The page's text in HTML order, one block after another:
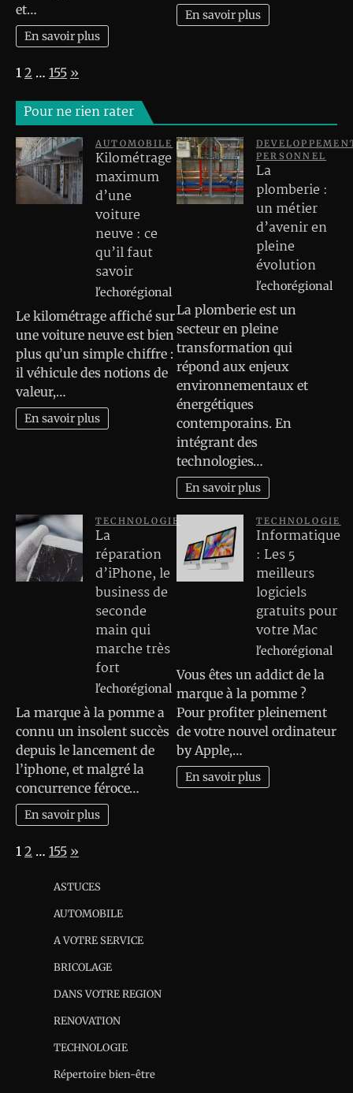
et…
En savoir plus
En savoir plus
Page:
1 2 … 155 Next
»
Pour ne rien rater
AUTOMOBILE
Kilométrage
maximum
d’une
voiture
neuve : ce
qu’il faut
savoir
l'echorégional
Le kilométrage affiché sur
une voiture neuve est bien
plus qu’un simple chiffre :
il véhicule des notions de
valeur,…
En savoir plus
PERSONNEL
La
plomberie :
un métier
d’avenir en
pleine
évolution
l'echorégional
La plomberie est un
secteur en pleine
transformation qui
répond aux enjeux
environnementaux et
énergétiques
contemporains. En
intégrant des
technologies…
En savoir plus
TECHNOLOGIE
La
réparation
d’iPhone, le
business de
seconde
main qui
marche très
fort
l'echorégional
La marque à la pomme a
connu un insolent succès
depuis le lancement de
l’iphone, et malgré la
concurrence féroce…
En savoir plus
TECHNOLOGIE
Informatique
: Les 5
meilleurs
logiciels
gratuits pour
votre Mac
l'echorégional
Vous êtes un addict de la
marque à la pomme ?
Pour profiter pleinement
de votre nouvel ordinateur
by Apple,…
En savoir plus
Page:
1 2 … 155 Next
»
ASTUCES
AUTOMOBILE
A VOTRE SERVICE
BRICOLAGE
DANS VOTRE REGION
RENOVATION
TECHNOLOGIE
Répertoire bien-être